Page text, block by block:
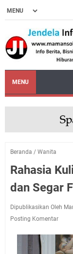
MENU
Beranda / Wanita
Rahasia
dan Segar
Dipublikasikan Oleh
Posting Komentar